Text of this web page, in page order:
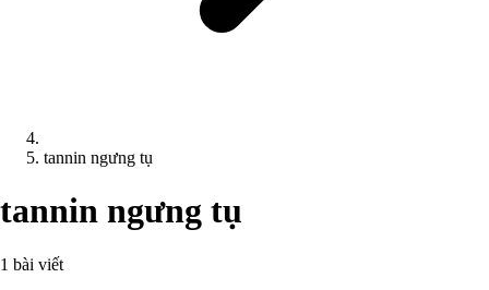
tannin ngưng tụ
tannin ngưng tụ
1 bài viết